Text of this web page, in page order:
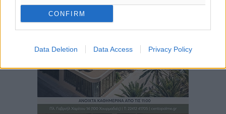
CONFIRM
Data Deletion Data Access Privacy Policy